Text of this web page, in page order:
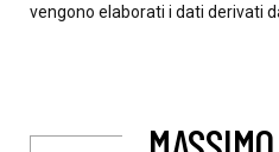
vengono elaborati i dati derivati